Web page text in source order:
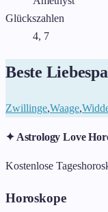
Glückszahlen
4, 7
Beste
Zwillinge,Waage,
✦ Astrology Love
Kostenlose
Horoskope